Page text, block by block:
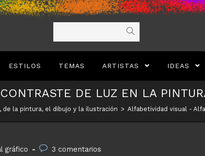
ESTILOS TEMAS ARTISTAS IDEAS
DE LUZ EN LA
de la pintura, el dibujo y la ilustración > Alfabetividad visual -
gráfico
Comentarios
3 comentarios